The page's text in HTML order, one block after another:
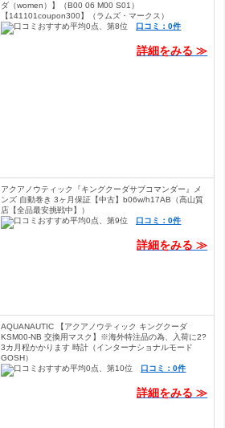
ダ（women）】（B00 06 M00 S01）
【141101coupon300】（ラムズ・マークス）
口コミ：0件
詳細をみる ≫
アクアノウティック『キングクーダサブコマンダー』メ
ンズ 自動巻き 3ヶ月保証【中古】b06w/h17AB（高山質
店【全品最安挑戦中】）
口コミ：0件
詳細をみる ≫
AQUANAUTIC 【アクアノウティック キングクーダ
KSM00-NB 交換用マスク】※海外特注品の為、入荷に2?
3カ月程かかります 時計（インターナショナルモード
GOSH）
口コミ：0件
詳細をみる ≫